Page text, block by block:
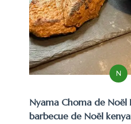
N
Nyama Choma de Noël
barbecue de Noël